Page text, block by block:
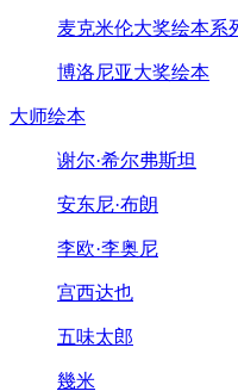
麦克米伦大奖绘本系
博洛尼亚大奖绘本
大师绘本
谢尔·希尔弗斯坦
安东尼·布朗
李欧·李奥尼
宫西达也
五味太郎
幾米